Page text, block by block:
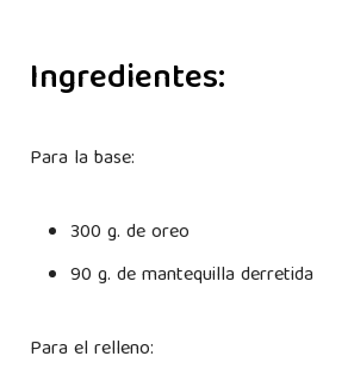
Ingredientes:
Para la base:
300 g. de oreo
90 g. de mantequilla derretida
Para el relleno: